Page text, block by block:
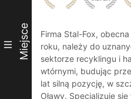
III Miejsce
Firma Stal-Fox,
roku, należy do
sektorze recyklingu i
wtórnymi, budując
lat silną pozycję, w
Oławy. Specjalizuje